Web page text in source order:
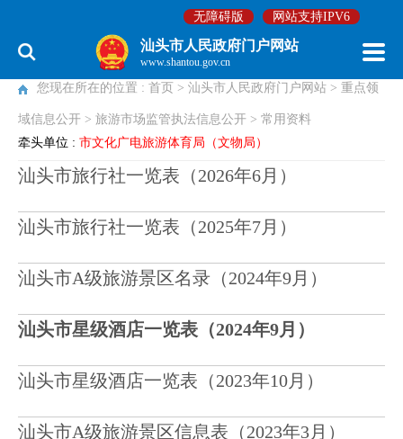
无障碍版 网站支持IPV6
汕头市人民政府门户网站
www.shantou.gov.cn
旅游市场监管执法信息公开
您现在所在的位置 : 首页 > 汕头市人民政府门户网站 > 重点领
域信息公开 > 旅游市场监管执法信息公开 > 常用资料
牵头单位 : 市文化广电旅游体育局（文物局）
汕头市旅行社一览表（2026年6月）
汕头市旅行社一览表（2025年7月）
汕头市A级旅游景区名录（2024年9月）
汕头市星级酒店一览表（2024年9月）
汕头市星级酒店一览表（2023年10月）
汕头市A级旅游景区信息表（2023年3月）